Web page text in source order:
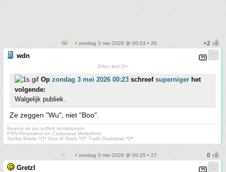
• zondag 3 mei 2026 @ 00:24 • 26
wdn
Elfen lied O+
Op zondag 3 mei 2026 00:23 schreef superniger het
volgende:
Walgelijk publiek.
Ze zeggen "Wu", niet "Boo".
Beatus vir qui suffert tentationem.
PSN Rinzewind en Cadsuana Melaidhrin
Stellar Blade *O* Sea of Stars *O* Trails Daybreak *O*
• zondag 3 mei 2026 @ 00:25 • 27
Gretzl